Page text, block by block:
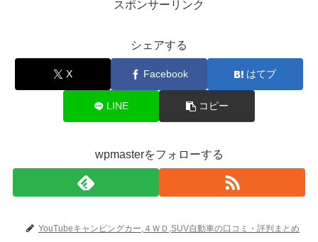
スポンサーリンク
シェアする
X Facebook はてブ
LINE コピー
wpmasterをフォローする
YouTubeキャンピングカー,４ＷＤ,SUV自動車の口コミ・評判まとめ